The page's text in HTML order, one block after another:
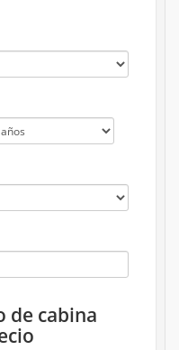
de cabina